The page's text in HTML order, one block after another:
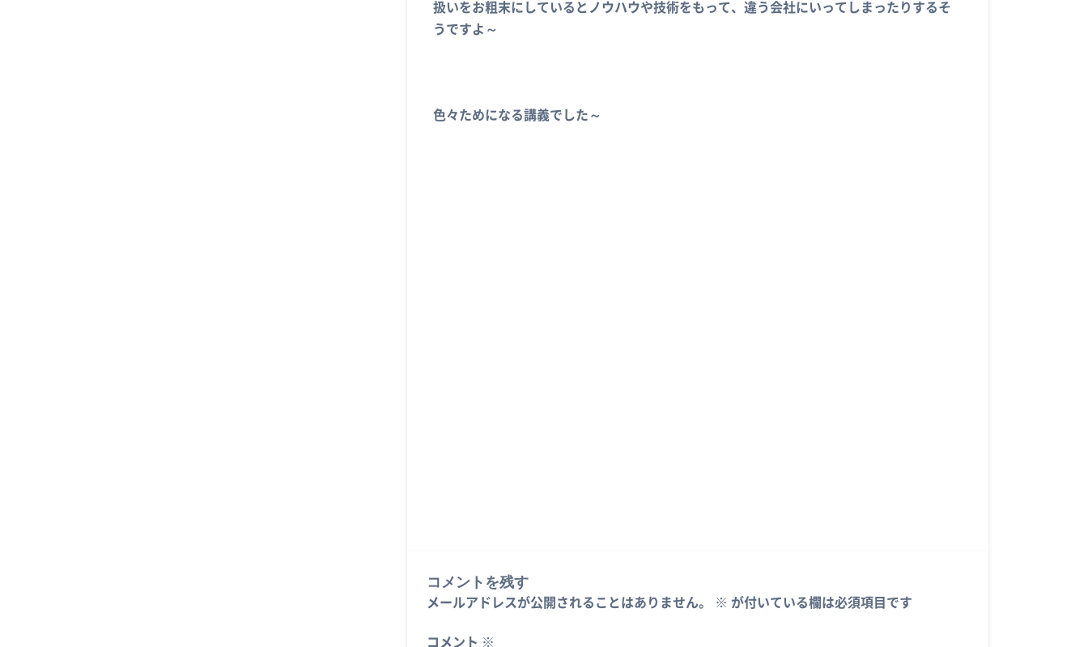
扱いをお粗末にしているとノウハウや技術をもって、違う会社にいってしまったりするそ
うですよ～
色々ためになる講義でした～
コメントを残す
メールアドレスが公開されることはありません。 ※ が付いている欄は必須項目です
コメント ※